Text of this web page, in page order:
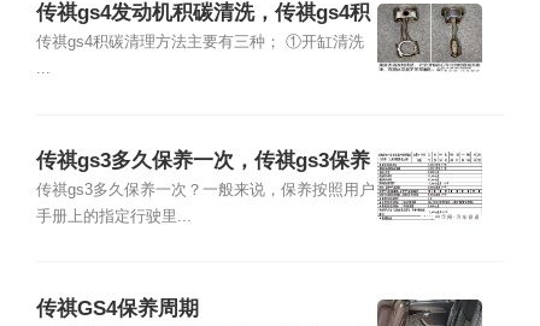
传祺gs4发动机积碳清洗，传祺gs4积
碳多久清洗一次
传祺gs4积碳清理方法主要有三种； ①开缸清洗
...
传祺gs3多久保养一次，传祺gs3保养
一次多少钱
传祺gs3多久保养一次？一般来说，保养按照用户
手册上的指定行驶里...
传祺GS4保养周期